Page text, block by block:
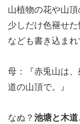
山植物の花や山頂
少しだけ色褪せ
なども書き込まれ
母：『赤兎山は
道の山頂で。』
なぬ？ 池塘と木道